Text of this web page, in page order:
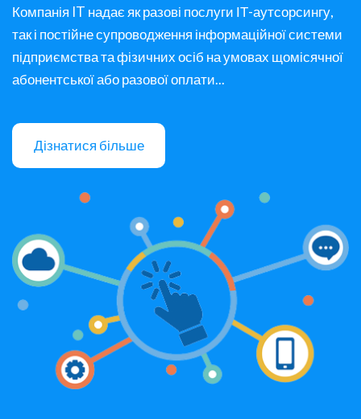
Компанія IT надає як разові послуги ІТ-аутсорсингу,
так і постійне супроводження інформаційної системи
підприємства та фізичних осіб на умовах щомісячної
абонентської або разової оплати...
Дізнатися більше